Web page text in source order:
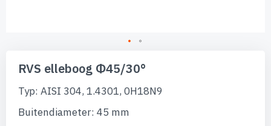
naar
begin
afbeeldingen-
RVS elleboog Φ45/30°
Typ: AISI 304, 1.4301, 0H18N9
Buitendiameter: 45 mm